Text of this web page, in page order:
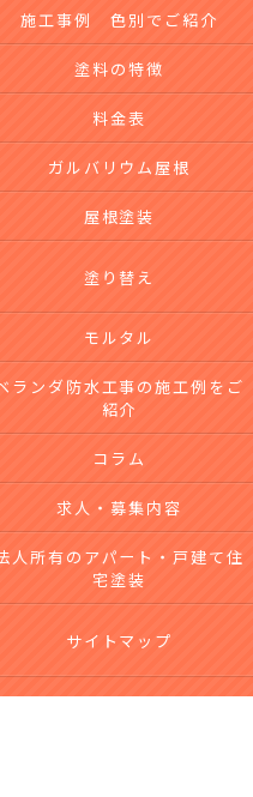
施工事例 色別でご紹介
塗料の特徴
料金表
ガルバリウム屋根
屋根塗装
塗り替え
モルタル
ランダ防水工事の施工例をご
紹介
コラム
求人・募集内容
人所有のアパート・戸建て住
宅塗装
サイトマップ